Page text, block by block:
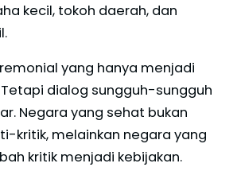
kecil, tokoh daerah, dan
yang hanya menjadi
dialog sungguh-sungguh
Negara yang sehat bukan
kritik, melainkan negara yang
kritik menjadi kebijakan.